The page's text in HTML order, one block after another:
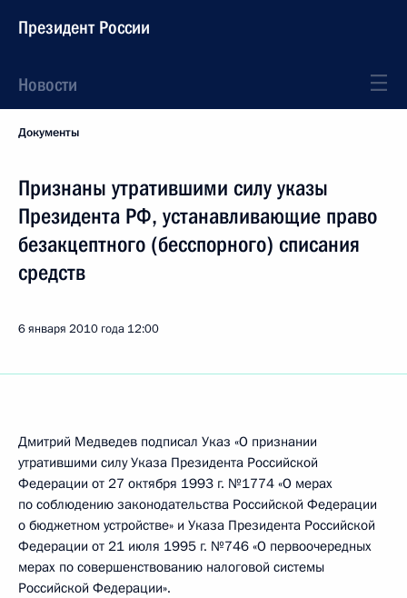
Президент России
Новости
Документы
Признаны утратившими силу указы
Президента РФ, устанавливающие право
безакцептного (бесспорного) списания
средств
6 января 2010 года 12:00
Дмитрий Медведев подписал Указ «О признании
утратившими силу Указа Президента Российской
Федерации от 27 октября 1993 г. №1774 «О мерах
по соблюдению законодательства Российской Федерации
о бюджетном устройстве» и Указа Президента Российской
Федерации от 21 июля 1995 г. №746 «О первоочередных
мерах по совершенствованию налоговой системы
Российской Федерации».